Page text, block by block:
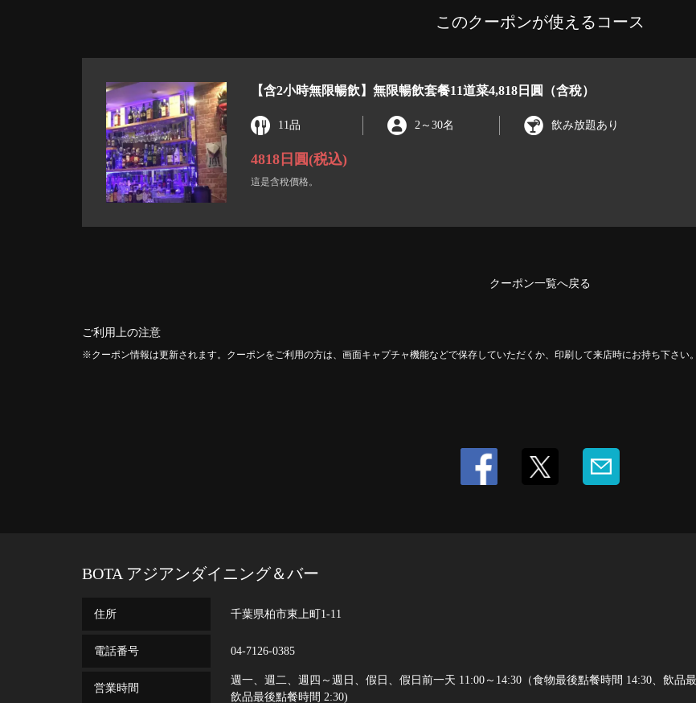
このクーポンが使えるコース
【含2小時無限暢飲】無限暢飲套餐11道菜4,818日圓（含稅）
11品 2 ～ 30名 飲み放題あり
4818日圓(税込)
這是含稅價格。
クーポン一覧へ戻る
ご利用上の注意
クーポン情報は更新されます。クーポンをご利用の方は、画面キャプチャ機能などで保存していただくか、印刷して来店時にお持ち下さい。
BOTA アジアンダイニング＆バー
住所 千葉県柏市東上町1-11
電話番号 04-7126-0385
営業時間
週一、週二、週四～週日、假日、假日前一天 11:00～14:30（食物最後點餐時間 14:30、飲品
飲品最後點餐時間 2:30)